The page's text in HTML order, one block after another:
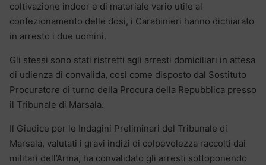
coltivazione indoor e di materiale vario utile al
confezionamento delle dosi, i Carabinieri hanno dichiarato
in arresto i due uomini.
Gli stessi sono stati ristretti agli arresti domiciliari in attesa
di udienza di convalida, così come disposto dal Sostituto
Procuratore di turno della Procura della Repubblica presso
il Tribunale di Marsala.
Il Giudice per le Indagini Preliminari del Tribunale di
Marsala, valutati i gravi indizi di colpevolezza raccolti dai
militari dell’Arma, ha convalidato gli arresti sottoponendo